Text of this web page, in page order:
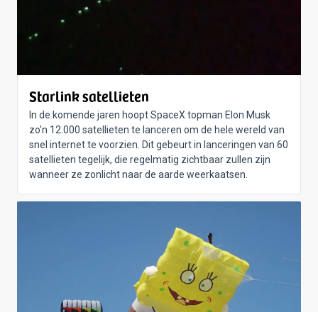
Starlink satellieten
In de komende jaren hoopt SpaceX topman Elon Musk
zo'n 12.000 satellieten te lanceren om de hele wereld van
snel internet te voorzien. Dit gebeurt in lanceringen van 60
satellieten tegelijk, die regelmatig zichtbaar zullen zijn
wanneer ze zonlicht naar de aarde weerkaatsen.